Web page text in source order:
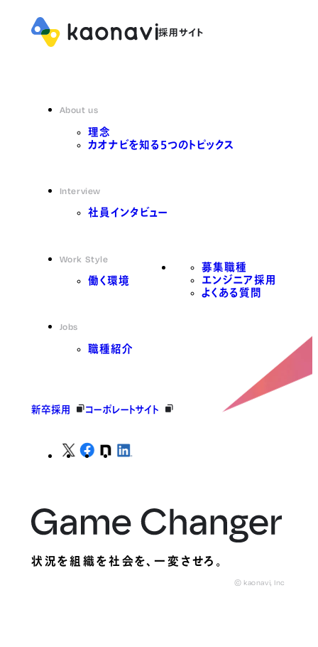
About us
理念
カオナビを知る5つのトピックス
Interview
社員インタビュー
Work Style
働く環境
Jobs
職種紹介
募集職種
エンジニア採用
よくある質問
新卒採用 コーポレートサイト
状況を組織を社会を、一変させろ。
© kaonavi, Inc